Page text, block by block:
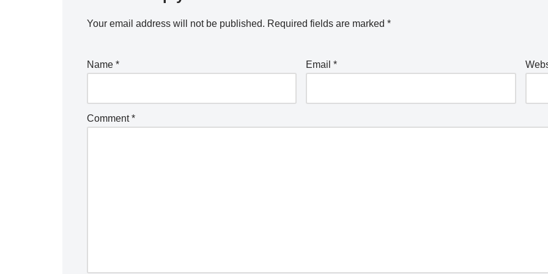
Your email address will not be published. Required fields are marked *
Name * Email*
Comment*